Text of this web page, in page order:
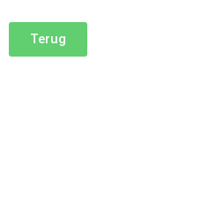
Terug